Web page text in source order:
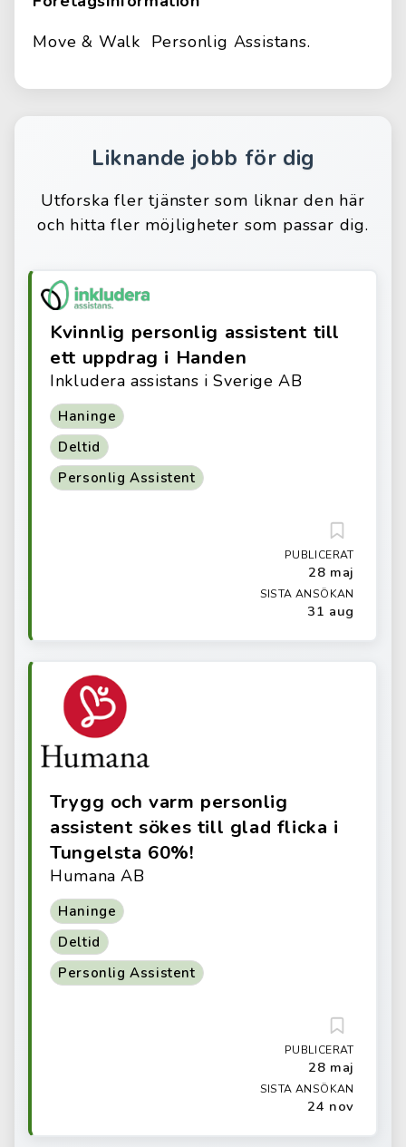
Move & Walk Personlig Assistans.
Liknande jobb för dig
Utforska fler tjänster som liknar den här
och hitta fler möjligheter som passar dig.
Kvinnlig personlig assistent till
ett uppdrag i Handen
Inkludera assistans i Sverige AB
Haninge
Deltid
Personlig Assistent
PUBLICERAT
28 maj
SISTA ANSÖKAN
31 aug
Trygg och varm personlig
assistent sökes till glad flicka i
Tungelsta 60%!
Humana AB
Haninge
Deltid
Personlig Assistent
PUBLICERAT
28 maj
SISTA ANSÖKAN
24 nov